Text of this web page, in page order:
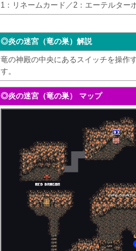
1：リネームカード／2：エーテルター
◎炎の迷宮（竜の巣）解説
竜の神殿の中央にあるスイッチを操作
す。
◎炎の迷宮（竜の巣） マップ